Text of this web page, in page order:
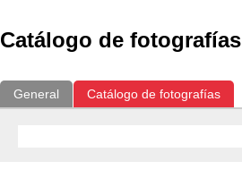
Catálogo de fotografías
General Catálogo de fotografías